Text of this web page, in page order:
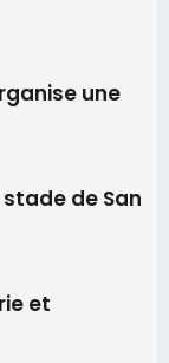
à Cruculi le
une